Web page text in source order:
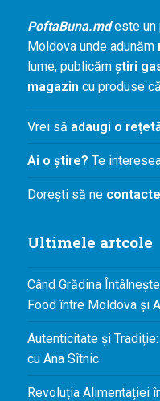
Concursuri
Digest
PoftaBuna.md
Nutriție
PoftaBuna.mdeste un
Moldova unde adunăm
lume, publicăm știri
magazin cu produse
Vrei să adaugi o
Ai o știre? Te
Dorești să ne
Ultimele artcole
Când Grădina
Food între Moldova și
Autenticitate și
cu Ana Sîtnic
Revoluția Alimentației